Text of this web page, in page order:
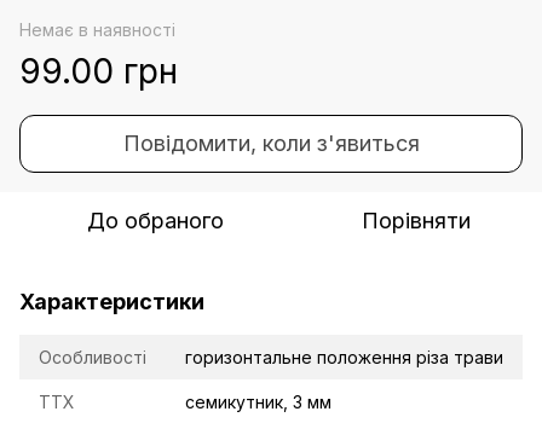
Немає в наявності
99.00 грн
Повідомити, коли з'явиться
До обраного Порівняти
Характеристики
Особливості горизонтальне положення різа трави
TTX семикутник, 3 мм